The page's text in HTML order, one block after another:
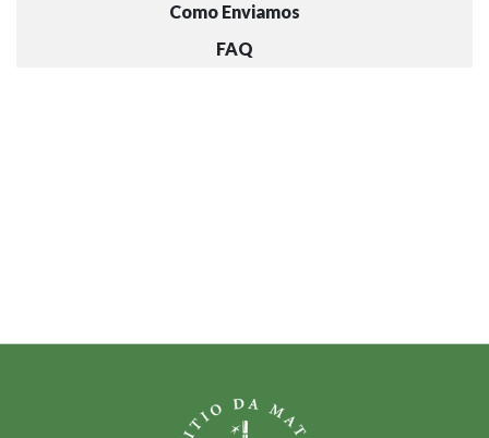
Como Enviamos
FAQ